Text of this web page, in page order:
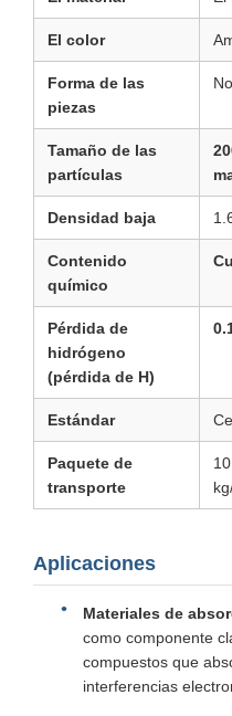
El color
Forma de las
piezas
Tamaño de las
partículas
Densidad baja
Contenido
químico
Pérdida de
hidrógeno
(pérdida de H)
Estándar
Paquete de
transporte
Aplicaciones
Materiales de
como componente
compuestos que
interferencias